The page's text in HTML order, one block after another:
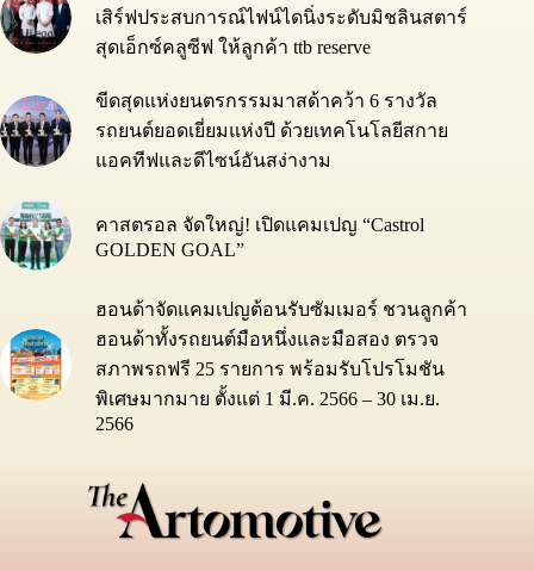
เสิร์ฟประสบการณ์ไฟน์ไดนิ่งระดับมิชลินสตาร์
สุดเอ็กซ์คลูซีฟ ให้ลูกค้า ttb reserve
ขีดสุดแห่งยนตรกรรมมาสด้าคว้า 6 รางวัล
รถยนต์ยอดเยี่ยมแห่งปี ด้วยเทคโนโลยีสกาย
แอคทีฟและดีไซน์อันสง่างาม
คาสตรอล จัดใหญ่! เปิดแคมเปญ “Castrol
GOLDEN GOAL”
ฮอนด้าจัดแคมเปญต้อนรับซัมเมอร์ ชวนลูกค้า
ฮอนด้าทั้งรถยนต์มือหนึ่งและมือสอง ตรวจ
สภาพรถฟรี 25 รายการ พร้อมรับโปรโมชัน
พิเศษมากมาย ตั้งแต่ 1 มี.ค. 2566 – 30 เม.ย.
2566